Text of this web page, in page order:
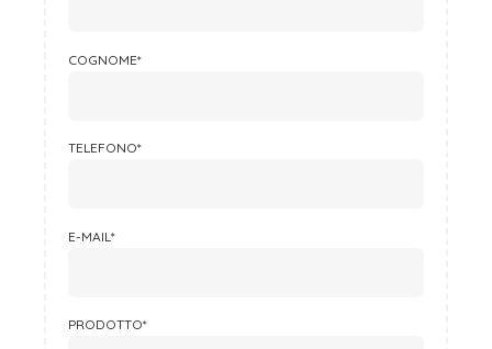
COGNOME*
TELEFONO*
E-MAIL*
PRODOTTO*